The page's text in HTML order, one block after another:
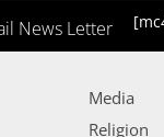
News Letter
Media
Religion